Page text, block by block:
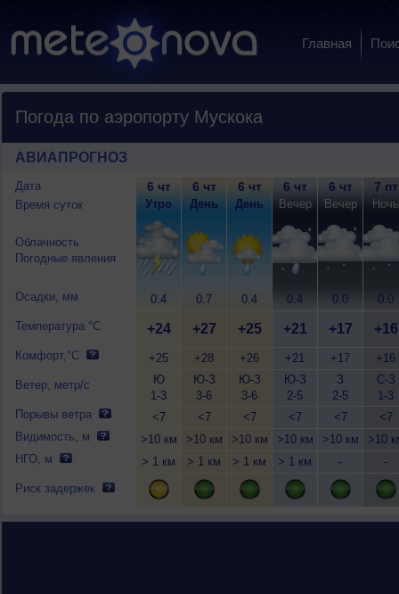
Главная
Погода по аэропорту Мускока
АВИАПРОГНОЗ
Дата
Время суток
Облачность
Погодные явления
Осадки, мм
Температура °C
Комфорт,°C
Ветер, метр/с
Порывы ветра
Видимость, м
НГО, м
Риск задержек
6 чт
Утро
0.4
+24
+25
Ю
1-3
<7
>10 км
> 1 км
6 чт
День
0.7
+27
+28
Ю-З
3-6
<7
>10 км
> 1 км
6 чт
День
0.4
+25
+26
Ю-З
3-6
<7
>10 км
> 1 км
6 чт
Вечер
0.4
+21
+21
Ю-З
2-5
<7
>10 км
> 1 км
6 чт
Вечер
0.0
+17
+17
З
2-5
<7
>10 км
-
7 пт
Ночь
0.0
+16
+16
С-З
1-3
<7
>10
-